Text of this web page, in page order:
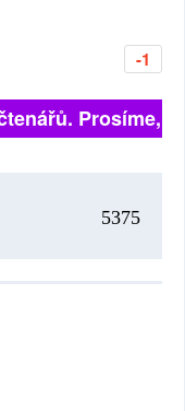
-1
Prosíme,
5375